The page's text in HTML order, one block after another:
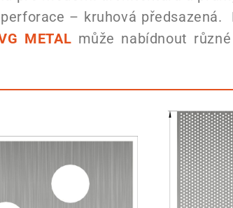
– kruhová
METAL může nabídnout